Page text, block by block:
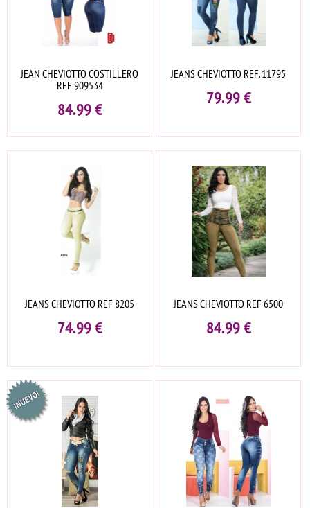
JEAN CHEVIOTTO COSTILLERO
REF 909534
84.99€
JEANS CHEVIOTTO REF. 11795
79.99€
JEANS CHEVIOTTO REF 8205
74.99€
JEANS CHEVIOTTO REF 6500
84.99€